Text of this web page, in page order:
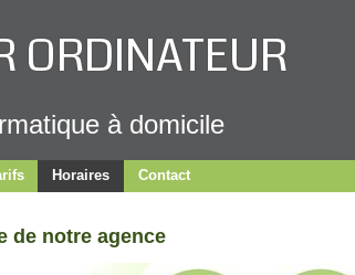
ORDINATEUR
à domicile
Horaires Contact
de notre agence